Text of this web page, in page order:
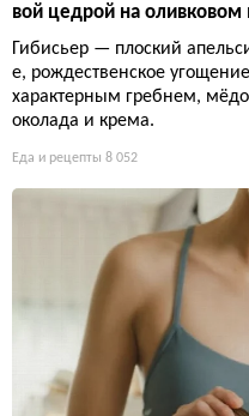
вой цедрой на оливковом
Гибисьер — плоский
е, рождественское
характерным гребнем,
околада и крема.
Еда и рецепты 8 052